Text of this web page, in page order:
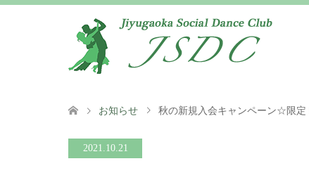
お知らせ 秋の新規入会キャンペーン☆限定
2021.10.21